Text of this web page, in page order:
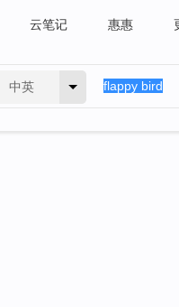
云笔记 惠惠
中英